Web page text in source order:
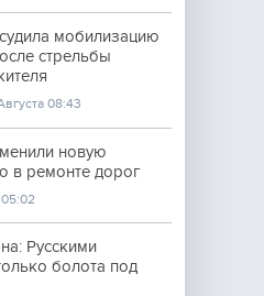
мобилизацию
стрельбы
08:43
новую
в ремонте дорог
Русскими
болота под